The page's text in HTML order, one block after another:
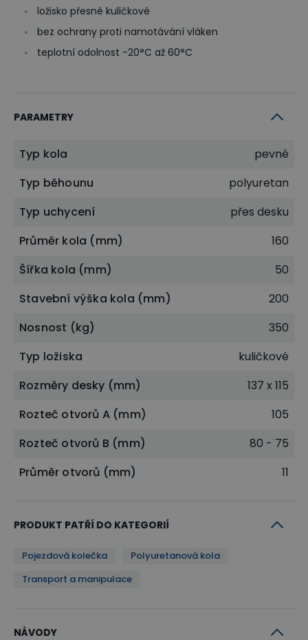
ložisko přesné kuličkové
bez ochrany proti namotávání vláken
teplotní odolnost -20°C až 60°C
PARAMETRY
Typ kola
pevné
Typ běhounu
polyuretan
Typ uchycení
přes desku
Průměr kola (mm)
160
Šířka kola (mm)
50
Stavební výška kola (mm)
200
Nosnost (kg)
350
Typ ložiska
kuličkové
Rozměry desky (mm)
137 x 115
Rozteč otvorů A (mm)
105
Rozteč otvorů B (mm)
80 - 75
Průměr otvorů (mm)
11
PRODUKT PATŘÍ DO KATEGORIÍ
Pojezdová kolečka
Polyuretanová kola
Transport a manipulace
NÁVODY